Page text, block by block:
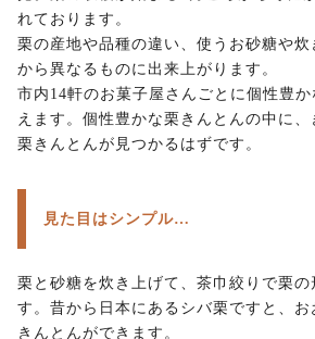
れております。
栗の産地や品種の違い、使うお砂糖や炊
から異なるものに出来上がります。
市内14軒のお菓子屋さんごとに個性豊
えます。個性豊かな栗きんとんの中に、
栗きんとんが見つかるはずです。
見た目はシンプル…
栗と砂糖を炊き上げて、茶巾絞りで栗の
す。昔から日本にあるシバ栗ですと、お
きんとんができます。